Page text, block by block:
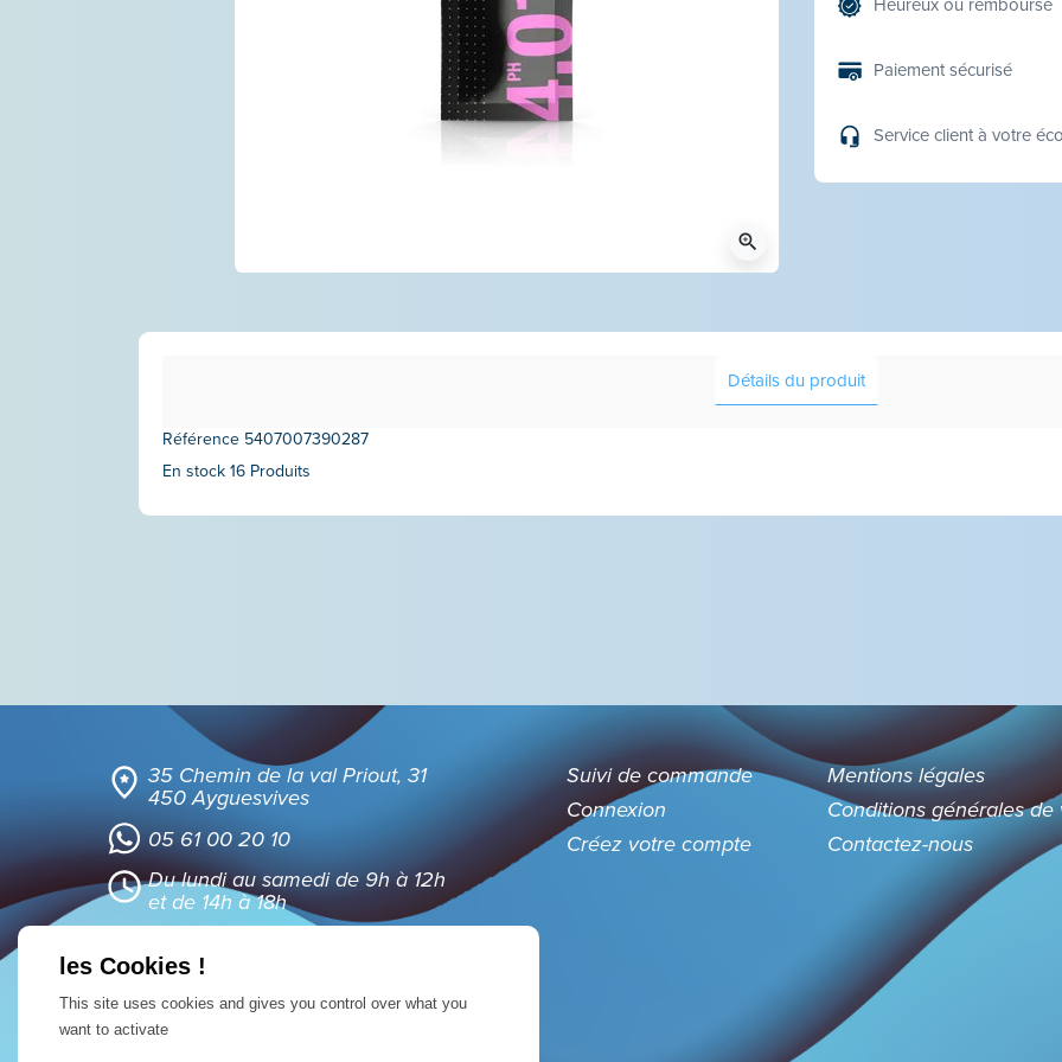
zoom_in
Paiement sécurisé
Service client à votre
Détails du produit
Référence 5407007390287
En stock 16 Produits
35 Chemin de la val Priout, 31
450 Ayguesvives
05 61 00 20 10
Du lundi au samedi de 9h à 12h
et de 14h à 18h
Suivi de commande
Connexion
Créez votre compte
Mentions légales
Conditions générales de
Contactez-nous
This site uses cookies and gives you control over what you
want to activate